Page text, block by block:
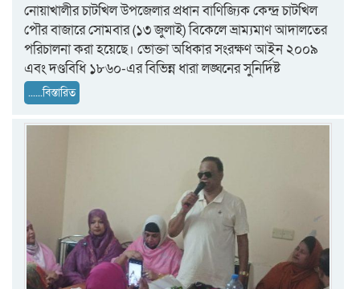
নোয়াখালীর চাটখিল উপজেলার প্রধান বাণিজ্যিক কেন্দ্র চাটখিল
পৌর বাজারে সোমবার (১৩ জুলাই) বিকেলে ভ্রাম্যমাণ আদালতের
পরিচালনা করা হয়েছে। ভোক্তা অধিকার সংরক্ষণ আইন ২০০৯
এবং দণ্ডবিধি ১৮৬০-এর বিভিন্ন ধারা লঙ্ঘনের সুনির্দিষ্ট
......বিস্তারিত